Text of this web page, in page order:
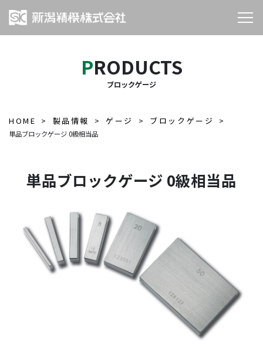
PRODUCTS
ブロックゲージ
HOME 製品情報 ゲージ ブロックゲージ
単品ブロックゲージ 0級相当品
単品ブロックゲージ 0級相当品